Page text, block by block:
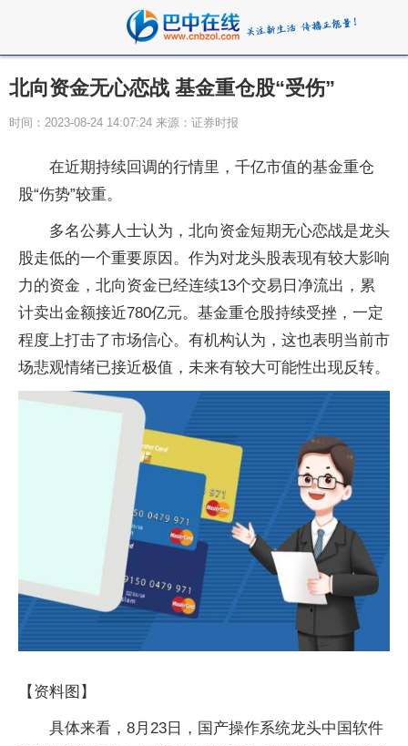
北向资金无心恋战 基金重仓股“受伤”
时间：2023-08-24 14:07:24 来源：证券时报
在近期持续回调的行情里，千亿市值的基金重仓
股“伤势”较重。
多名公募人士认为，北向资金短期无心恋战是龙头
股走低的一个重要原因。作为对龙头股表现有较大影响
力的资金，北向资金已经连续13个交易日净流出，累
计卖出金额接近780亿元。基金重仓股持续受挫，一定
程度上打击了市场信心。有机构认为，这也表明当前市
场悲观情绪已接近极值，未来有较大可能性出现反转。
【资料图】
具体来看，8月23日，国产操作系统龙头中国软件